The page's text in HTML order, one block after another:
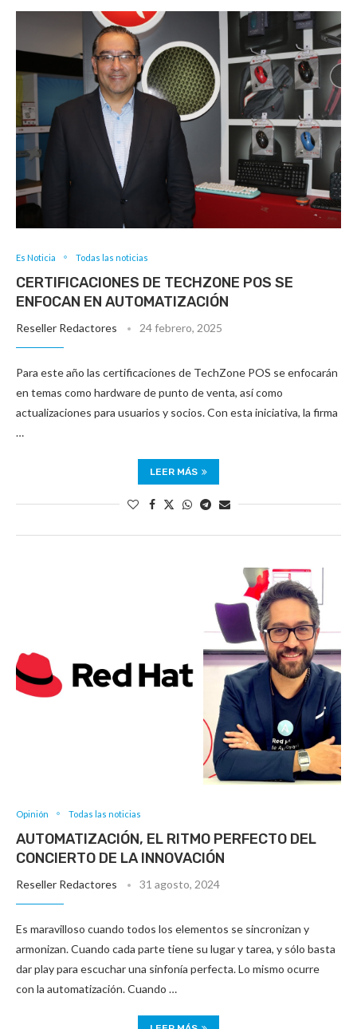
Es Noticia Todas las noticias
CERTIFICACIONES DE TECHZONE POS SE
ENFOCAN EN AUTOMATIZACIÓN
Reseller Redactores 24 febrero, 2025
Para este año las certificaciones de TechZone POS se enfocarán
en temas como hardware de punto de venta, así como
actualizaciones para usuarios y socios. Con esta iniciativa, la firma
…
LEER MÁS
Opinión Todas las noticias
AUTOMATIZACIÓN, EL RITMO PERFECTO DEL
CONCIERTO DE LA INNOVACIÓN
Reseller Redactores 31 agosto, 2024
Es maravilloso cuando todos los elementos se sincronizan y
armonizan. Cuando cada parte tiene su lugar y tarea, y sólo basta
dar play para escuchar una sinfonía perfecta. Lo mismo ocurre
con la automatización. Cuando …